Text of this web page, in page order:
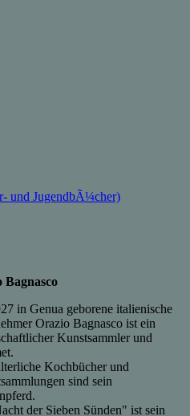
und JugendbÃ¼cher)
Bagnasco
in Genua geborene italienische
Orazio Bagnasco ist ein
Kunstsammler und
Kochbücher und
sind sein
der Sieben Sünden" ist sein